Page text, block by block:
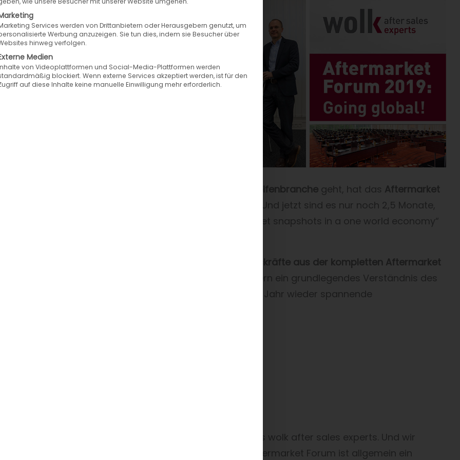
bedeutende Konferenzen in der Kfz-Teile- und Reifenbranche geht, hat das Aftermarket
bereits Kultstatus erlangt. Und jetzt sind es nur noch 2,5 Monate,
Forum unter dem Motto „Going Global! Regional market snapshots in a one world economy“
hochkarätige Führungskräfte aus der kompletten Aftermarket
erwartet. Die Konferenz vermittelt den Teilnehmern ein grundlegendes Verständnis des
Kfz-Teile- und Reifenmarkts und hält auch in diesem Jahr wieder spannende
unseres Partners wolk after sales experts. Und wir
auch selbst vor Ort in Frankfurt mit dabei sein. Das Aftermarket Forum ist allgemein ein
Services werden von Drittanbietern oder Herausgebern genutzt, um
Werbung anzuzeigen. Sie tun dies, indem sie Besucher über
hinweg verfolgen.
Medien
von Videoplattformen und Social-Media-Plattformen werden
blockiert. Wenn externe Services akzeptiert werden, ist für den
auf diese Inhalte keine manuelle Einwilligung mehr erforderlich.